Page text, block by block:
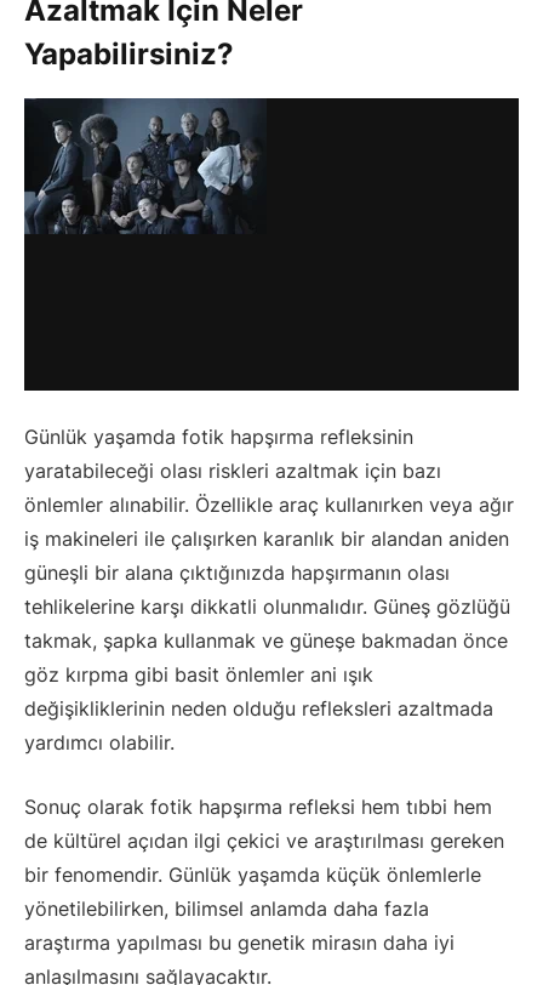
Azaltmak İçin Neler
Yapabilirsiniz?
Günlük yaşamda fotik hapşırma refleksinin
yaratabileceği olası riskleri azaltmak için bazı
önlemler alınabilir. Özellikle araç kullanırken veya ağır
iş makineleri ile çalışırken karanlık bir alandan aniden
güneşli bir alana çıktığınızda hapşırmanın olası
tehlikelerine karşı dikkatli olunmalıdır. Güneş gözlüğü
takmak, şapka kullanmak ve güneşe bakmadan önce
göz kırpma gibi basit önlemler ani ışık
değişikliklerinin neden olduğu refleksleri azaltmada
yardımcı olabilir.
Sonuç olarak fotik hapşırma refleksi hem tıbbi hem
de kültürel açıdan ilgi çekici ve araştırılması gereken
bir fenomendir. Günlük yaşamda küçük önlemlerle
yönetilebilirken, bilimsel anlamda daha fazla
araştırma yapılması bu genetik mirasın daha iyi
anlaşılmasını sağlayacaktır.